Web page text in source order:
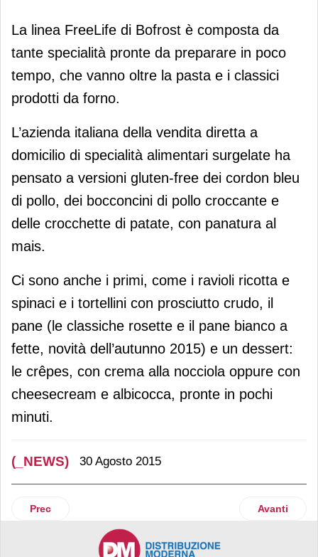
Bofrost amplia la linea FreeLife
La linea FreeLife di Bofrost è composta da
tante specialità pronte da preparare in poco
tempo, che vanno oltre la pasta e i classici
prodotti da forno.
L’azienda italiana della vendita diretta a
domicilio di specialità alimentari surgelate ha
pensato a versioni gluten-free dei cordon bleu
di pollo, dei bocconcini di pollo croccante e
delle crocchette di patate, con panatura al
mais.
Ci sono anche i primi, come i ravioli ricotta e
spinaci e i tortellini con prosciutto crudo, il
pane (le classiche rosette e il pane bianco a
fette, novità dell’autunno 2015) e un dessert:
le crêpes, con crema alla nocciola oppure con
cheesecream e albicocca, pronte in pochi
minuti.
(_NEWS) 30 Agosto 2015
Articolo precedente: Russel Hobbs arricchisce la gamma
Prec Articolo
Avanti